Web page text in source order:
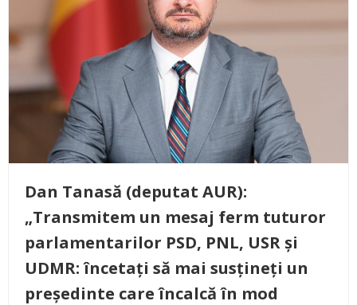
Dan Tanasă (deputat AUR):
„Transmitem un mesaj ferm tuturor
parlamentarilor PSD, PNL, USR și
UDMR: încetați să mai susțineți un
președinte care încalcă în mod